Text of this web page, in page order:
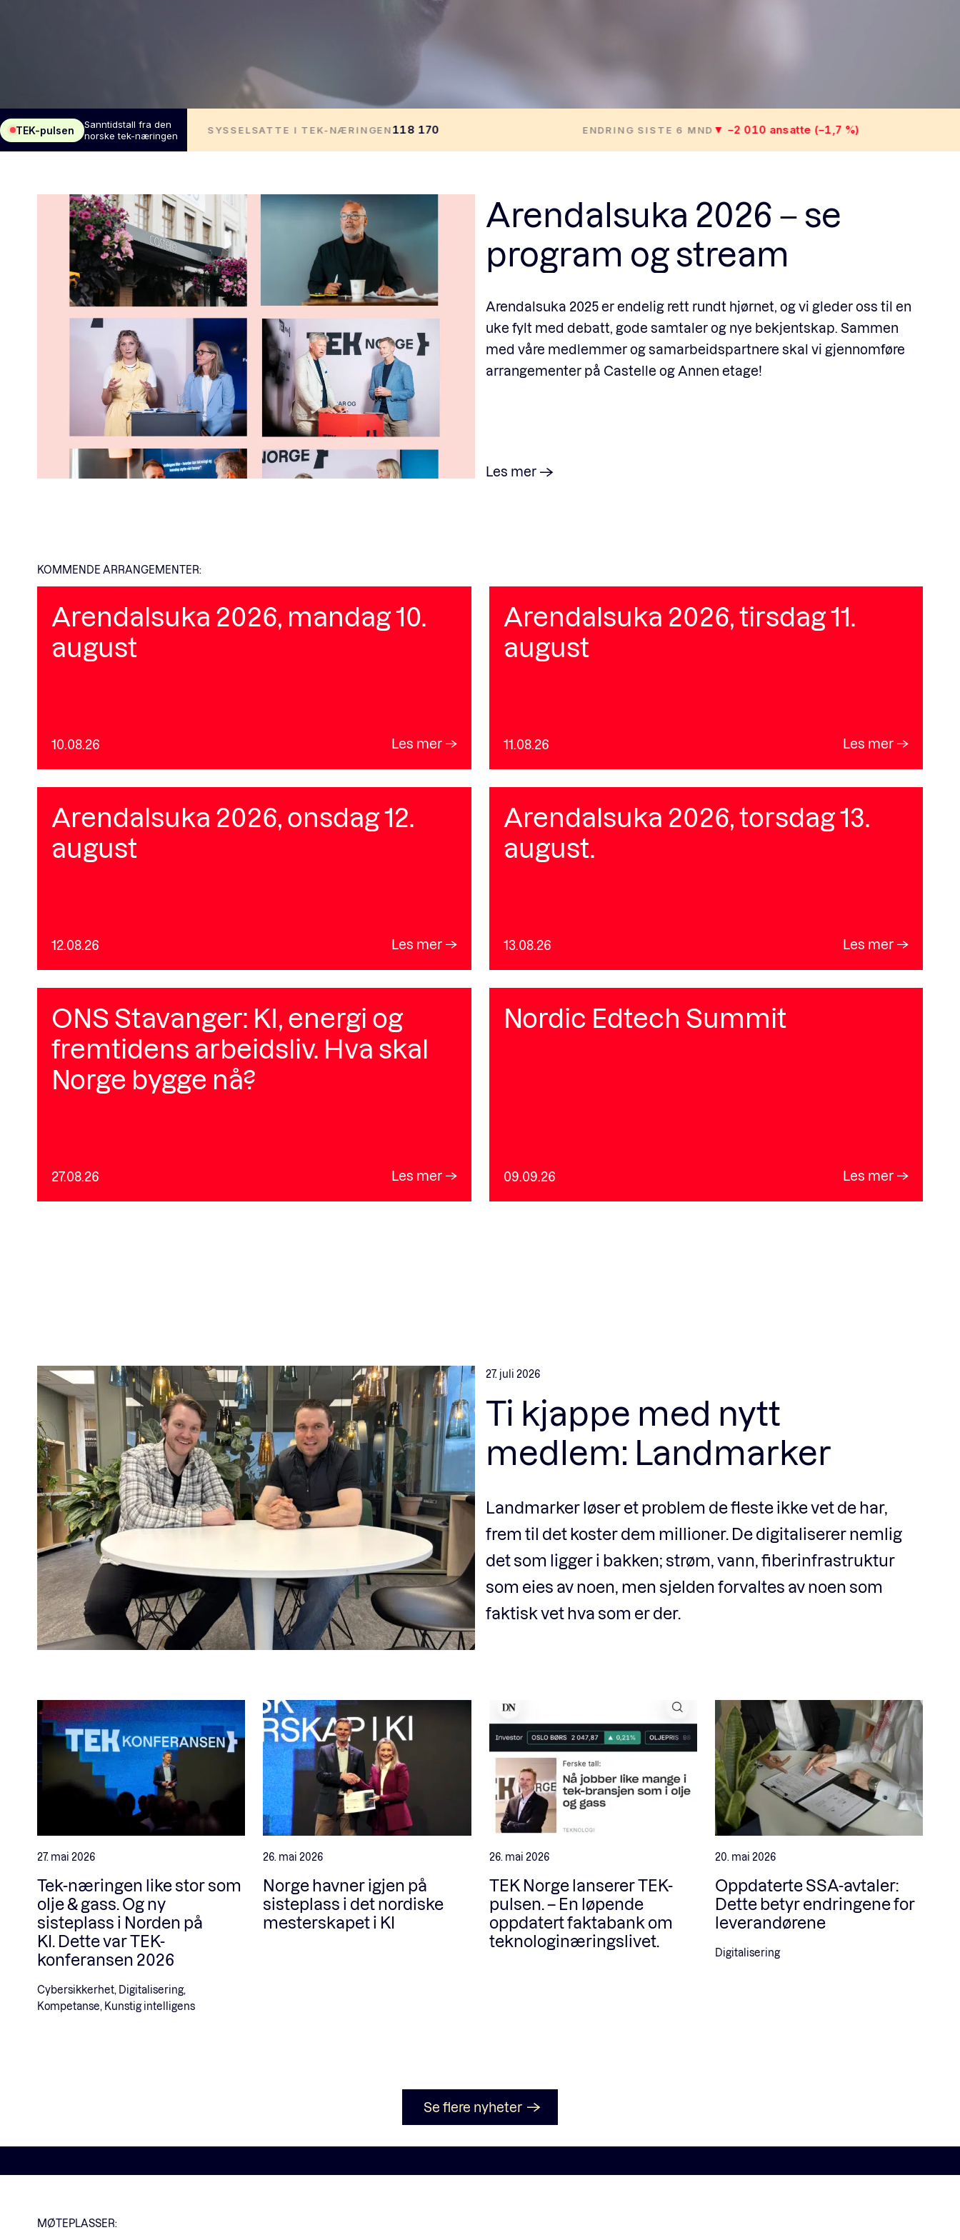
Arrangementer
Standardavtaler
Rapporter
Arendalsuka 2026 – se
program og stream
Arendalsuka 2025 er endelig rett rundt hjørnet, og vi gleder oss til en
uke fylt med debatt, gode samtaler og nye bekjentskap. Sammen
med våre medlemmer og samarbeidspartnere skal vi gjennomføre
arrangementer på Castelle og Annen etage!
Les mer
KOMMENDE ARRANGEMENTER:
Arendalsuka 2026, mandag 10.
august
10.08.26 Les mer
Arendalsuka 2026, tirsdag 11.
august
11.08.26 Les mer
Arendalsuka 2026, onsdag 12.
august
12.08.26 Les mer
Arendalsuka 2026, torsdag 13.
august.
13.08.26 Les mer
ONS Stavanger: KI, energi og
fremtidens arbeidsliv. Hva skal
Norge bygge nå?
27.08.26 Les mer
Nordic Edtech Summit
09.09.26 Les mer
27. juli 2026
Ti kjappe med nytt
medlem: Landmarker
Landmarker løser et problem de fleste ikke vet de har,
frem til det koster dem millioner. De digitaliserer nemlig
det som ligger i bakken; strøm, vann, fiberinfrastruktur
som eies av noen, men sjelden forvaltes av noen som
faktisk vet hva som er der.
27. mai 2026
Tek-næringen like stor som
olje & gass. Og ny
sisteplass i Norden på
KI. Dette var TEK-
konferansen 2026
Cybersikkerhet, Digitalisering,
Kompetanse, Kunstig intelligens
26. mai 2026
Norge havner igjen på
sisteplass i det nordiske
mesterskapet i KI
26. mai 2026
TEK Norge lanserer TEK-
pulsen. – En løpende
oppdatert faktabank om
teknologinæringslivet.
20. mai 2026
Oppdaterte SSA-avtaler:
Dette betyr endringene for
leverandørene
Digitalisering
Se flere nyheter
MØTEPLASSER: